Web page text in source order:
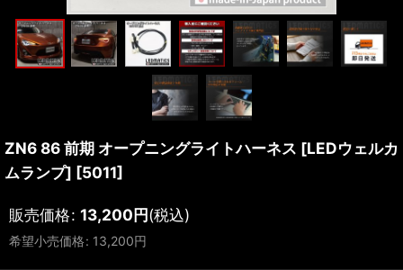
ZN6 86 前期 オープニングライトハーネス [LEDウェルカ
ムランプ] [5011]
販売価格: 13,200円(税込)
希望小売価格: 13,200円